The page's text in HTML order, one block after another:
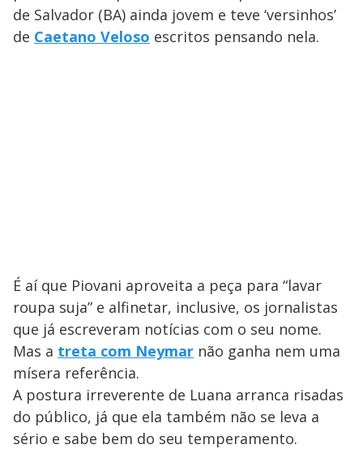
de Salvador (BA) ainda jovem e teve ‘versinhos’
de Caetano Veloso escritos pensando nela.
É aí que Piovani aproveita a peça para “lavar
roupa suja” e alfinetar, inclusive, os jornalistas
que já escreveram notícias com o seu nome.
Mas a treta com Neymar não ganha nem uma
mísera referência.
A postura irreverente de Luana arranca risadas
do público, já que ela também não se leva a
sério e sabe bem do seu temperamento.